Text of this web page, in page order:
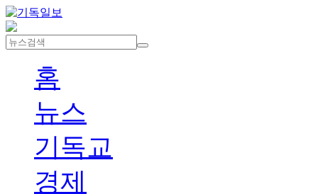
홈
뉴스
기독교
경제